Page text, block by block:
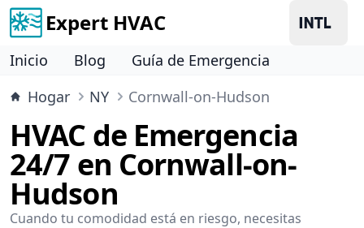
Expert HVAC
Inicio Blog
Guía de Emergencia
Hogar
NY Cornwall-on-Hudson
HVAC de Emergencia
24/7 en Cornwall-on-
Hudson
Cuando tu comodidad está en riesgo, necesitas